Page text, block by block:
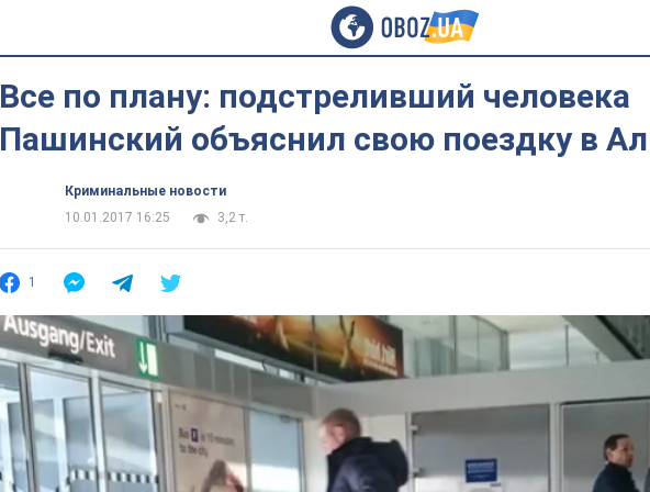
Все по плану: подстреливший человека
Пашинский объяснил свою поездку в
Криминальные новости
10.01.2017 16:25
3,2 т.
1